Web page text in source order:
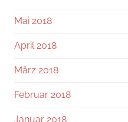
Mai 2018
April 2018
März 2018
Februar 2018
Januar 2018